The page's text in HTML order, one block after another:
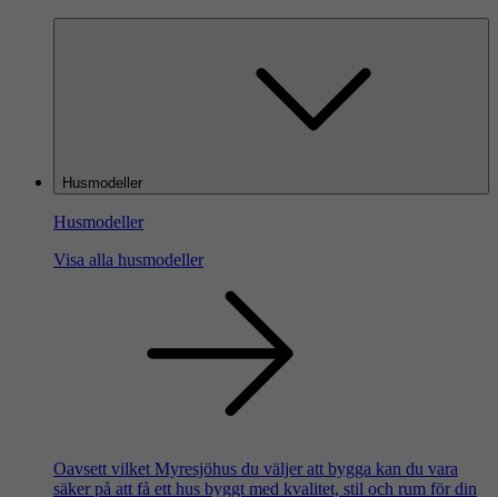
Husmodeller
Husmodeller
Visa alla husmodeller
Oavsett vilket Myresjöhus du väljer att bygga kan du vara
säker på att få ett hus byggt med kvalitet, stil och rum för din